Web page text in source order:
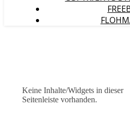
Keine Inhalte/Widgets in dieser
Seitenleiste vorhanden.